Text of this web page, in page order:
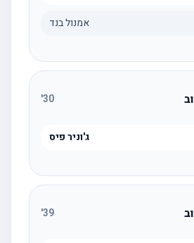
אמנול בנד
30
'
ג'וניר פיס
39
'